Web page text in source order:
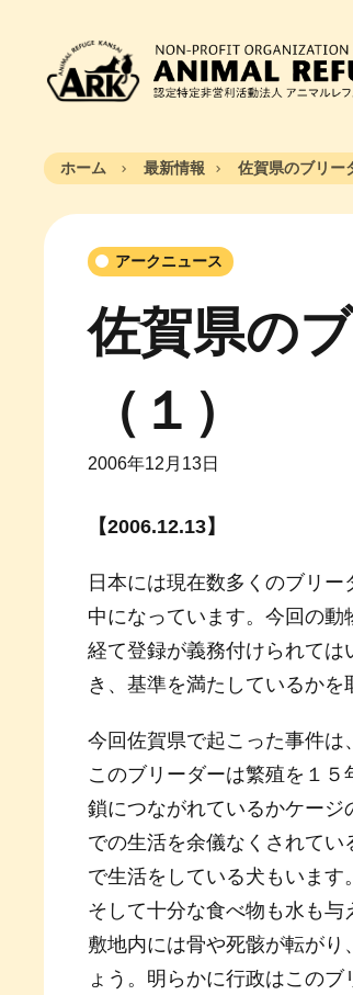
ホーム 最新情報
アークニュース
佐賀県の
（１）
2006年12月13日
【2006.12.13】
日本には現在数多くのブリ
中になっています。今回の
経て登録が義務付けられて
き、基準を満たしているかを
今回佐賀県で起こった事件は
このブリーダーは繁殖を１５
鎖につながれているかケー
での生活を余儀なくされて
で生活をしている犬もいます。
そして十分な食べ物も水も与
敷地内には骨や死骸が転が
ょう。明らかに行政はこの